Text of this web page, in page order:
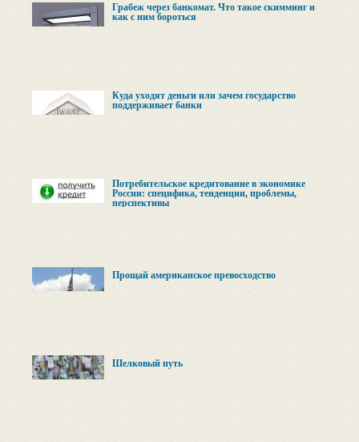
Грабеж через банкомат. Что такое скимминг и
как с ним бороться
Куда уходят деньги или зачем государство
поддерживает банки
Потребительское кредитование в экономике
России: специфика, тенденции, проблемы,
перспективы
Прощай американское превосходство
Шелковый путь